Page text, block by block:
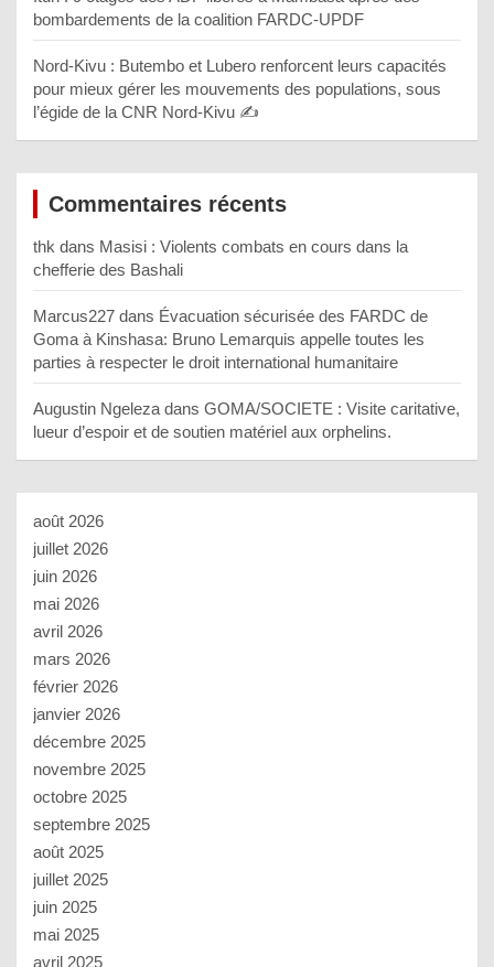
bombardements de la coalition FARDC-UPDF
Nord-Kivu : Butembo et Lubero renforcent leurs capacités
pour mieux gérer les mouvements des populations, sous
l’égide de la CNR Nord-Kivu ✍️
Commentaires récents
thk dans Masisi : Violents combats en cours dans la
chefferie des Bashali
Marcus227 dans Évacuation sécurisée des FARDC de
Goma à Kinshasa: Bruno Lemarquis appelle toutes les
parties à respecter le droit international humanitaire
Augustin Ngeleza dans GOMA/SOCIETE : Visite caritative,
lueur d’espoir et de soutien matériel aux orphelins.
août 2026
juillet 2026
juin 2026
mai 2026
avril 2026
mars 2026
février 2026
janvier 2026
décembre 2025
novembre 2025
octobre 2025
septembre 2025
août 2025
juillet 2025
juin 2025
mai 2025
avril 2025